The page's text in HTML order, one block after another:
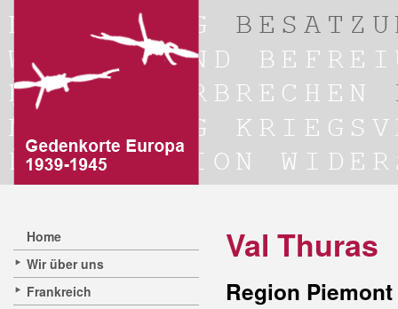
Home
Wir über uns
Frankreich
Val Thuras
Region